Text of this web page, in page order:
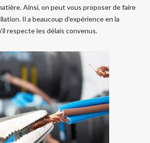
Ainsi, on peut vous proposer de faire
Il a beaucoup d'expérience en la
respecte les délais convenus.